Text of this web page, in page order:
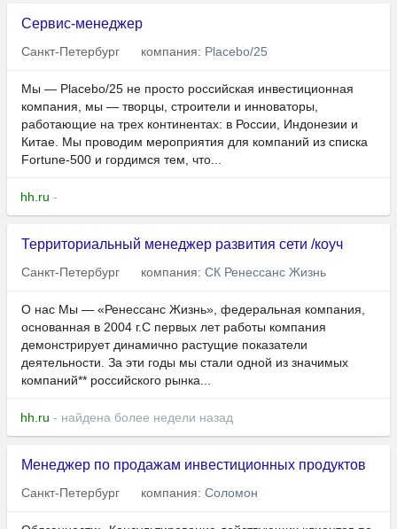
Сервис-менеджер
Санкт-Петербург компания: Placebo/25
Мы — Placebo/25 не просто российская инвестиционная
компания, мы — творцы, строители и инноваторы,
работающие на трех континентах: в России, Индонезии и
Китае. Мы проводим мероприятия для компаний из списка
Fortune-500 и гордимся тем, что...
hh.ru -
Территориальный менеджер развития сети /коуч
Санкт-Петербург компания: СК Ренессанс Жизнь
О нас Мы — «Ренессанс Жизнь», федеральная компания,
основанная в 2004 г.С первых лет работы компания
демонстрирует динамично растущие показатели
деятельности. За эти годы мы стали одной из значимых
компаний** российского рынка...
hh.ru - найдена более недели назад
Менеджер по продажам инвестиционных продуктов
Санкт-Петербург компания: Соломон